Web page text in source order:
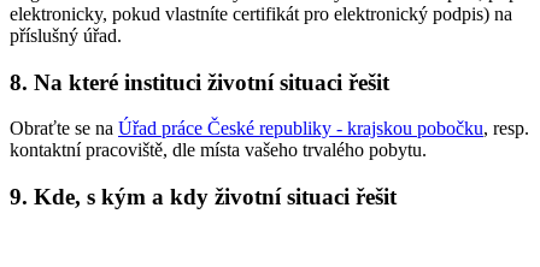
elektronicky, pokud vlastníte certifikát pro elektronický podpis) na
příslušný úřad.
8. Na které instituci životní situaci řešit
Obraťte se na Úřad práce České republiky - krajskou pobočku, resp.
kontaktní pracoviště, dle místa vašeho trvalého pobytu.
9. Kde, s kým a kdy životní situaci řešit